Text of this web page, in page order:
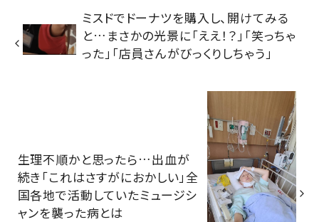
ミスドでドーナツを購入し、開けてみる
と…まさかの光景に「ええ！？」「笑っちゃ
った」「店員さんがびっくりしちゃう」
生理不順かと思ったら…出血が
続き「これはさすがにおかしい」全
国各地で活動していたミュージシ
ャンを襲った病とは